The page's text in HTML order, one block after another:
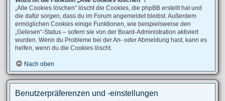
„Alle Cookies löschen“ löscht die Cookies, die phpBB erstellt hat und
die dafür sorgen, dass du im Forum angemeldet bleibst. Außerdem
ermöglichen Cookies einige Funktionen, wie beispielsweise den
„Gelesen“-Status – sofern sie von der Board-Administration aktiviert
wurden. Wenn du Probleme bei der An- oder Abmeldung hast, kann es
helfen, wenn du die Cookies löscht.
Nach oben
Benutzerpräferenzen und -einstellungen